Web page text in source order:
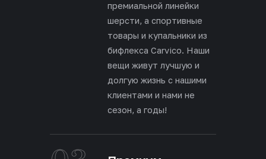
премиальной линейки
шерсти, а спортивные
товары и купальники из
бифлекса Carvico. Наши
вещи живут лучшую и
долгую жизнь с нашими
клиентами и нами не
сезон, а годы!